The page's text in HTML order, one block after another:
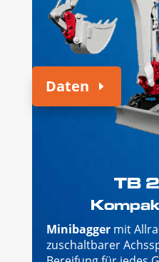
TB
Minibaggermit
zuschaltbarer
Daten